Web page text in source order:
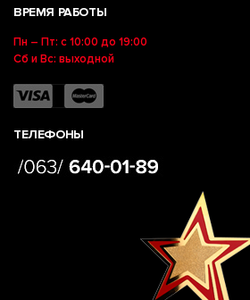
ВРЕМЯ РАБОТЫ
Пн – Пт: с 10:00 до 19:00
Сб и Вс: выходной
ТЕЛЕФОНЫ